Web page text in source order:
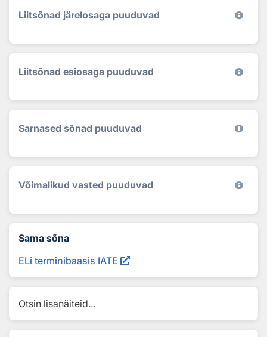
Liitsõnad järelosaga puuduvad
Liitsõnad esiosaga puuduvad
Sarnased sõnad puuduvad
Võimalikud vasted puuduvad
Sama sõna
ELi terminibaasis IATE
Otsin lisanäiteid...